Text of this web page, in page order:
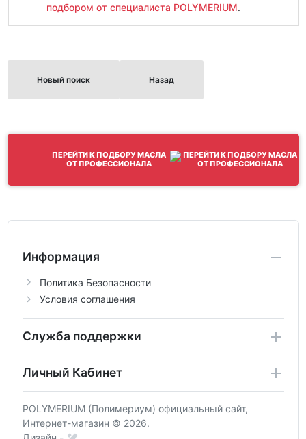
подбором от специалиста POLYMERIUM.
Новый поиск Назад
ПЕРЕЙТИ К ПОДБОРУ МАСЛА
ОТ ПРОФЕССИОНАЛА
Информация
Политика Безопасности
Условия соглашения
Служба поддержки
Личный Кабинет
POLYMERIUM (Полимериум) официальный сайт,
Интернет-магазин © 2026.